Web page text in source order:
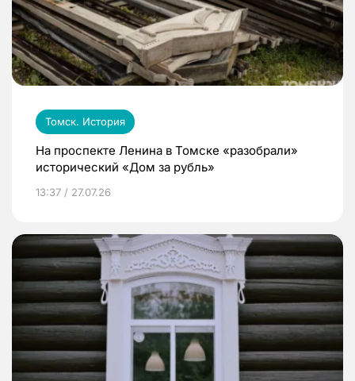
Томск. История
На проспекте Ленина в Томске «разобрали»
исторический «Дом за рубль»
13:37 / 27.07.26